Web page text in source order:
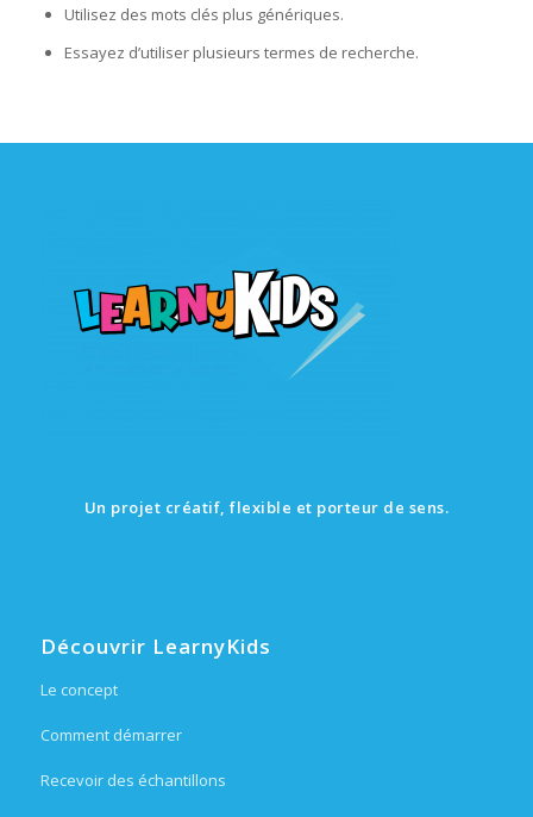
Utilisez des mots clés plus génériques.
Essayez d’utiliser plusieurs termes de recherche.
Un projet créatif, flexible et porteur de sens.
Découvrir LearnyKids
Le concept
Comment démarrer
Recevoir des échantillons